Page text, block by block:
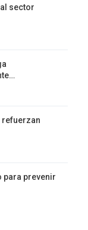
sector
refuerzan
para prevenir